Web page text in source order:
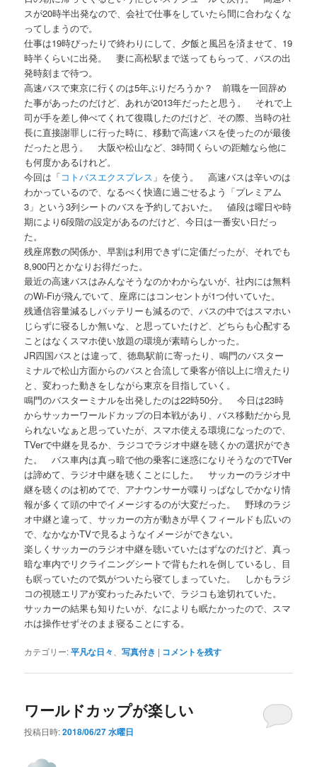
スが20時半出発なので、会社で仕事をしていたら間に合わなくな
ってしまうので。
仕事は19時ぴったりで終わりにして、夕飯と風呂を済ませて、19
時半くらいに出発。 妻に高松駅まで送ってもらって、バスの出
発時刻まで待つ。
高速バスで東京に行くのは5年ぶりだろうか？ 前職を一回辞め
た事があったのだけど、あれが2013年だったと思う。 それで上
司が手を差し伸べてくれて復職したのだけど、その際、当時の社
長に直接謝罪しに行った時に、移動で高速バスを使ったのが最後
だったと思う。 大阪や松山など、3時間くらいの距離なら他に
も何度かあるけれど。
今回は「コトバスエクスプレス 」を使う。 高速バスは辛いのは
わかっているので、なるべく快適に過ごせるよう「プレミアム
3」という3列シートのバスを予約しておいた。 値段は曜日や時
期により6段階の設定があるのだけど、今日は一番安い日だっ
た。
残座席数の関係か、早割は利用できずに定価だったが、それでも
8,900円とかなりお得だった。
最近の高速バスはみんなそうなのかわからないが、社内には無料
のWi-Fiが飛んでいて、座席にはコンセントが1つ付いていた。
残通信容量減るしバッテリーも減るので、バスの中ではスマホい
じらずに寝るしか無いな、と思っていたけど、どちらも心配する
ことはなくスマホ使い放題の環境が素晴らしかった。
JR四国バスとは違って、徳島駅前に寄ったり、鳴門のバスター
ミナルで松山方面からのバスと合流して乗客が倍以上に増えたり
と、変わった動きをしながら東京を目指していく。
鳴門のバスターミナルを出発したのは22時50分。 今日は23時
からサッカーワールドカップの日本戦があり、バス移動だから見
られないなぁと思っていたが、スマホ使える環境になったので、
TVerで中継を見るか、ラジコでラジオ中継を聴くかの選択ができ
た。 バス車内は真っ暗で他の乗客に迷惑になりそうなのでTVer
は諦めて、ラジオ中継を聴くことにした。 サッカーのラジオ中
継を聴くのは初めてで、アナウンサーが喋りっぱなしでかなり情
報が多くて頭の中でイメージするのが大変だった。 野球のラジ
オ中継と違って、サッカーの方が動きが早くフィールドも広いの
で、なかなかTVで見るようなイメージができない。
楽しくサッカーのラジオ中継を聴いていたはずなのだけど、真っ
暗な車内でリクライニングシートで背もたれを倒しているし、目
も瞑っていたので気がついたら寝てしまっていた。 しかもラジ
コの視聴エリアが変わったみたいで、ラジコも途切れていた。
サッカーの結果も知りたいが、なによりも眠たかったので、スマ
ホは操作せずそのまま寝ることにする。
カテゴリー:平凡な日々 、写真付き | コメントを残す
ワールドカップが楽しい
投稿日時:2018/06/27 水曜日